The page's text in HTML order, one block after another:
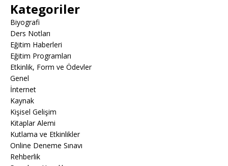
Kategoriler
Biyografi
Ders Notları
Eğitim Haberleri
Eğitim Programları
Etkinlik, Form ve Ödevler
Genel
İnternet
Kaynak
Kişisel Gelişim
Kitaplar Alemi
Kutlama ve Etkinlikler
Online Deneme Sınavı
Rehberlik